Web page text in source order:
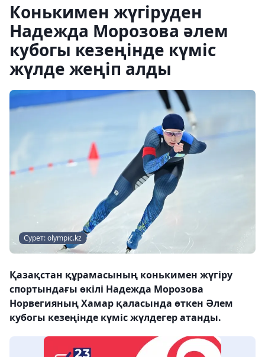
Конькимен жүгіруден
Надежда Морозова әлем
кубогы кезеңінде күміс
жүлде жеңіп алды
Сурет: olympic.kz
Қазақстан құрамасының конькимен жүгіру
спортындағы өкілі Надежда Морозова
Норвегияның Хамар қаласында өткен Әлем
кубогы кезеңінде күміс жүлдегер атанды.